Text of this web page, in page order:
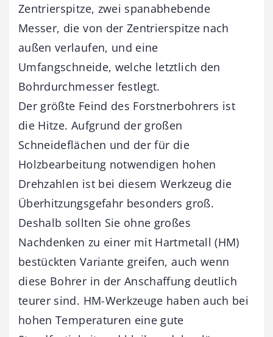
Zentrierspitze, zwei spanabhebende
Messer, die von der Zentrierspitze nach
außen verlaufen, und eine
Umfangschneide, welche letztlich den
Bohrdurchmesser festlegt.
Der größte Feind des Forstnerbohrers ist
die Hitze. Aufgrund der großen
Schneideflächen und der für die
Holzbearbeitung notwendigen hohen
Drehzahlen ist bei diesem Werkzeug die
Überhitzungsgefahr besonders groß.
Deshalb sollten Sie ohne großes
Nachdenken zu einer mit Hartmetall (HM)
bestückten Variante greifen, auch wenn
diese Bohrer in der Anschaffung deutlich
teurer sind. HM-Werkzeuge haben auch bei
hohen Temperaturen eine gute